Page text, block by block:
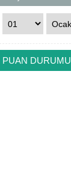
PUAN DURUMU